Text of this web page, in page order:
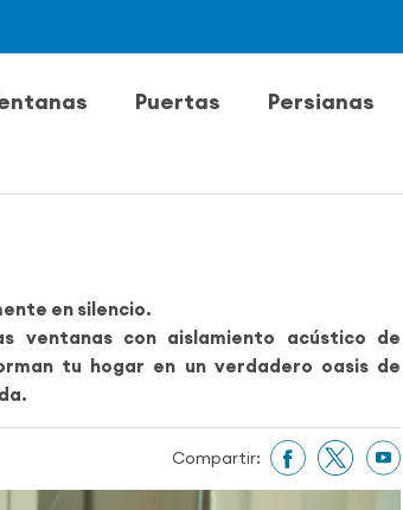
Puertas Persianas
en silencio.
ventanas con aislamiento acústico de
tu hogar en un verdadero oasis de
Compartir: